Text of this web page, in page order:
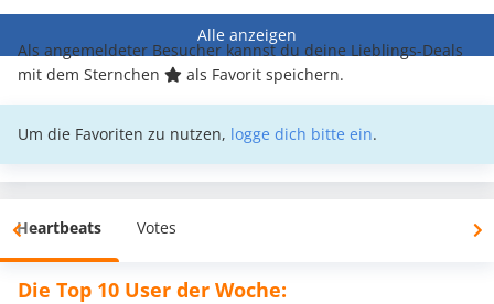
Alle anzeigen
Als angemeldeter Besucher kannst du deine Lieblings-Deals
mit dem Sternchen
als Favorit speichern.
Um die Favoriten zu nutzen, logge dich bitte ein.
Heartbeats Votes
Die Top 10 User der Woche: